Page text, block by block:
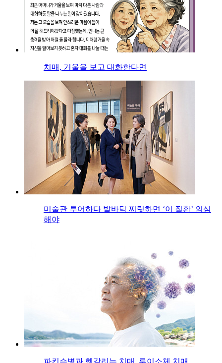
치매, 거울을 보고 대화한다면
미술관 투어하다 발바닥 찌릿하면 ‘이 질환’ 의심
해야